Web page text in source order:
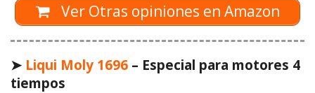
Ver Otras opiniones en Amazon
➤ Liqui Moly 1696 – Especial para motores 4
tiempos